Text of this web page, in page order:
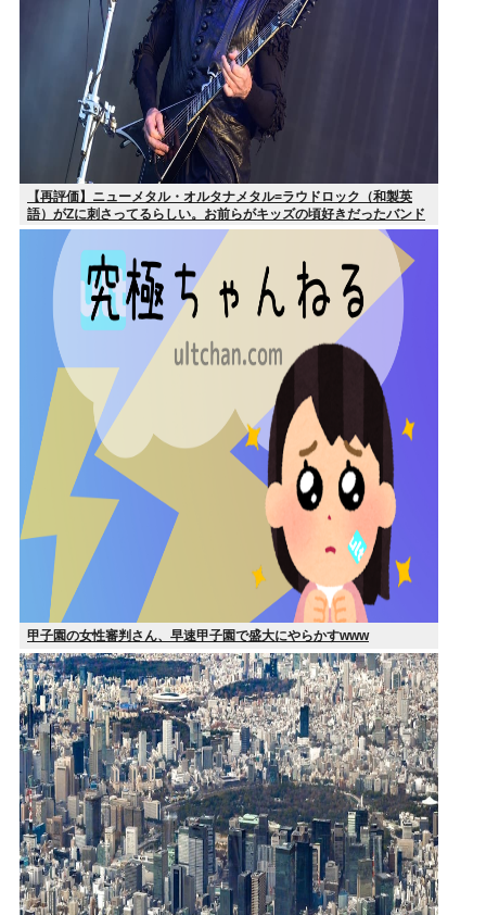
【再評価】ニューメタル・オルタナメタル=ラウドロック（和製英
語）がZに刺さってるらしい。お前らがキッズの頃好きだったバンド
は何？
甲子園の女性審判さん、早速甲子園で盛大にやらかすwww